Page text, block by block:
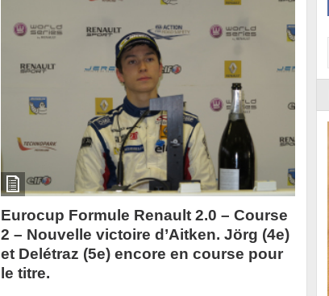
Eurocup Formule Renault 2.0 – Course
2 – Nouvelle victoire d’Aitken. Jörg (4e)
et Delétraz (5e) encore en course pour
le titre.